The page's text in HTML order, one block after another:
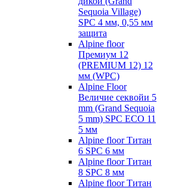
Sequoia Village)
SPC 4 мм, 0,55 мм
защита
Alpine floor
Премиум 12
(PREMIUM 12) 12
мм (WPC)
Alpine Floor
Величие секвойи 5
mm (Grand Sequoia
5 mm) SPC ECO 11
5 мм
Alpine floor Титан
6 SPC 6 мм
Alpine floor Титан
8 SPC 8 мм
Alpine floor Титан